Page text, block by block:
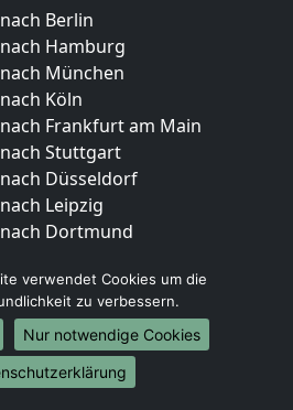
Berlin
Hamburg
München
Köln
Frankfurt am Main
Stuttgart
Düsseldorf
Leipzig
Dortmund
Bremen
Dresden
Hannover
Nürnberg
Duisburg
verwendet Cookies um die
zu verbessern.
Nur notwendige Cookies